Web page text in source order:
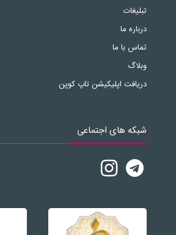
تبلیغات
درباره ما
تماس با ما
وبلاگ
دریافت اپلیکیشن تاپ کوپن
شبکه های اجتماعی